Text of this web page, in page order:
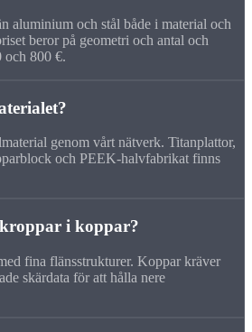
aluminium och stål både i material och
beror på geometri och antal och
och 800 €.
genom vårt nätverk. Titanplattor,
och PEEK-halvfabrikat finns
i koppar?
fina flänsstrukturer. Koppar kräver
skärdata för att hålla nere